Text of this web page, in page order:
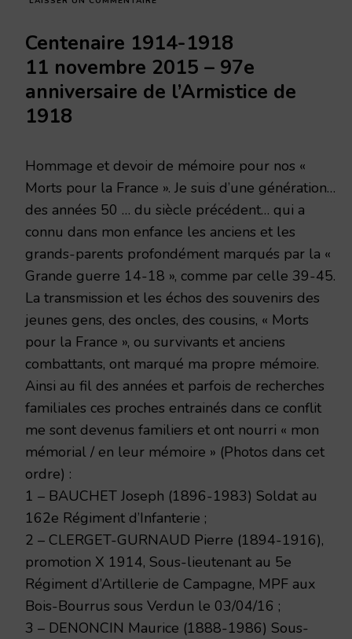
D’UNE
RÉMOISE
LES
Centenaire 1914-1918
11 novembre 2015 – 97e
anniversaire de l’Armistice de
1918
Hommage et devoir de mémoire pour nos «
Morts pour la France ». Je suis d’une génération…
des années 50 … du siècle précédent… qui a
connu dans mon enfance les anciens et les
grands-parents profondément marqués par la «
Grande guerre 14-18 », comme par celle 39-45.
La transmission et les échos des souvenirs des
jeunes gens, des oncles, des cousins, « Morts
pour la France », ou survivants et anciens
combattants, ont marqué ma propre mémoire.
Ainsi au fil des années et parfois de recherches
familiales ces proches entrainés dans ce conflit
me sont devenus familiers et ont nourri « mon
mémorial / en leur mémoire » (Photos dans cet
ordre) :
1 – BAUCHET Joseph (1896-1983) Soldat au
162e Régiment d’Infanterie ;
2 – CLERGET-GURNAUD Pierre (1894-1916),
promotion X 1914, Sous-lieutenant au 5e
Régiment d’Artillerie de Campagne, MPF aux
Bois-Bourrus sous Verdun le 03/04/16 ;
3 – DENONCIN Maurice (1888-1986) Sous-